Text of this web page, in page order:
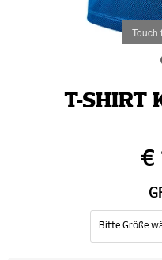
Touch
T-SHIRT
€